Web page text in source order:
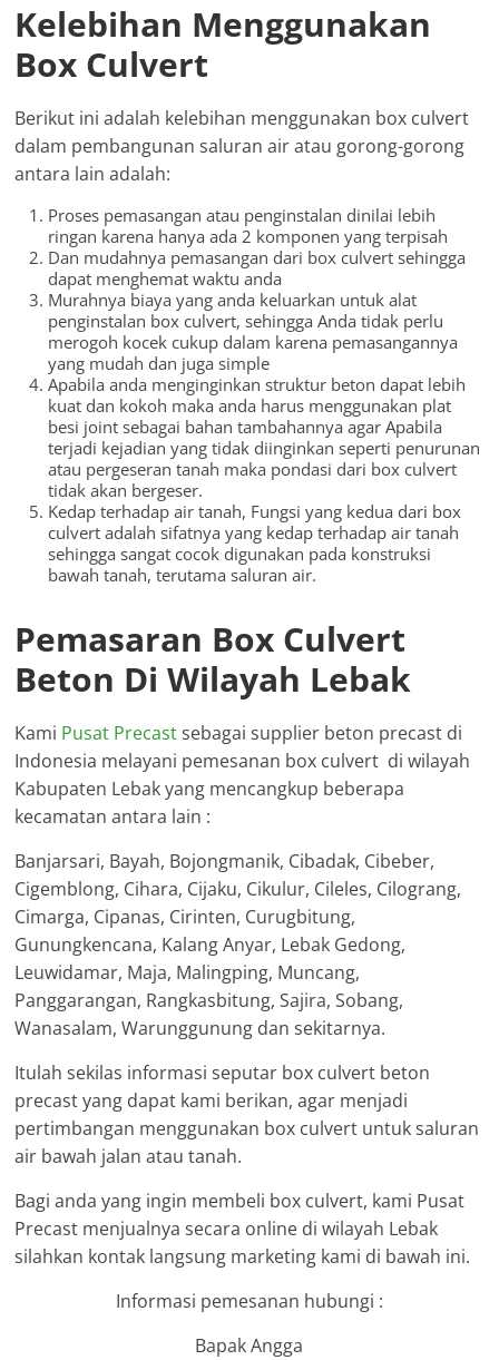
Kelebihan Menggunakan
Box Culvert
Berikut ini adalah kelebihan menggunakan box culvert
dalam pembangunan saluran air atau gorong-gorong
antara lain adalah:
Proses pemasangan atau penginstalan dinilai lebih
ringan karena hanya ada 2 komponen yang terpisah
Dan mudahnya pemasangan dari box culvert sehingga
dapat menghemat waktu anda
Murahnya biaya yang anda keluarkan untuk alat
penginstalan box culvert, sehingga Anda tidak perlu
merogoh kocek cukup dalam karena pemasangannya
yang mudah dan juga simple
Apabila anda menginginkan struktur beton dapat lebih
kuat dan kokoh maka anda harus menggunakan plat
besi joint sebagai bahan tambahannya agar Apabila
terjadi kejadian yang tidak diinginkan seperti penurunan
atau pergeseran tanah maka pondasi dari box culvert
tidak akan bergeser.
Kedap terhadap air tanah, Fungsi yang kedua dari box
culvert adalah sifatnya yang kedap terhadap air tanah
sehingga sangat cocok digunakan pada konstruksi
bawah tanah, terutama saluran air.
Pemasaran Box Culvert
Beton Di Wilayah Lebak
Kami Pusat Precastsebagai supplier beton precast di
Indonesia melayani pemesanan box culvert di wilayah
Kabupaten Lebak yang mencangkup beberapa
kecamatan antara lain :
Banjarsari, Bayah, Bojongmanik, Cibadak, Cibeber,
Cigemblong, Cihara, Cijaku, Cikulur, Cileles, Cilograng,
Cimarga, Cipanas, Cirinten, Curugbitung,
Gunungkencana, Kalang Anyar, Lebak Gedong,
Leuwidamar, Maja, Malingping, Muncang,
Panggarangan, Rangkasbitung, Sajira, Sobang,
Wanasalam, Warunggunung dan sekitarnya.
Itulah sekilas informasi seputar box culvert beton
precast yang dapat kami berikan, agar menjadi
pertimbangan menggunakan box culvert untuk saluran
air bawah jalan atau tanah.
Bagi anda yang ingin membeli box culvert, kami Pusat
Precast menjualnya secara online di wilayah Lebak
silahkan kontak langsung marketing kami di bawah ini.
Informasi pemesanan hubungi :
Bapak Angga